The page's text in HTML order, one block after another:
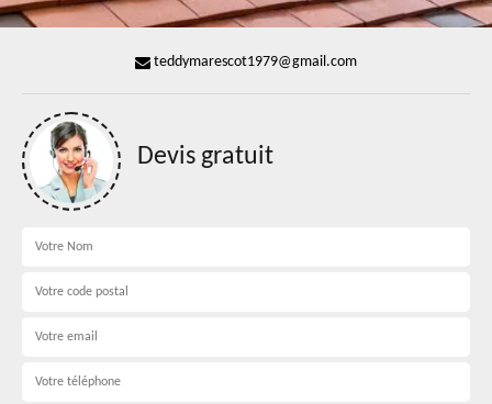
teddymarescot1979@gmail.com
Devis gratuit